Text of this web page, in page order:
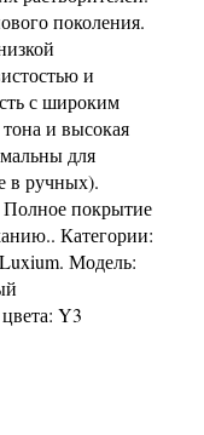
поколения.
и
с широким
и высокая
для
в ручных).
Полное покрытие
Категории:
Модель:
Y3